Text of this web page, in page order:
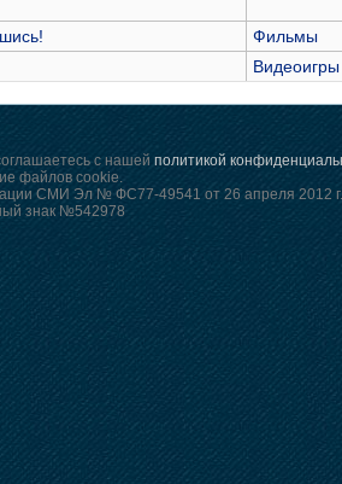
Фильмы
Видеоигры
с нашей политикой
файлов cookie.
СМИ Эл № ФС77-49541 от 26 апреля 2012 г.
знак №542978